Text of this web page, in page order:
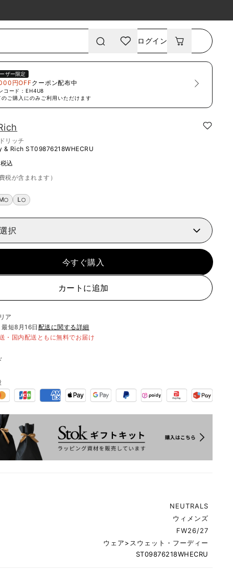
ログイン
ザー限定
円OFFクーポン配布中
コード： EH4U8
のご購入にのみご利用いただけます
リッチ
& Rich ST09876218WHECRU
税込
税が含まれます）
L
択
今すぐ購入
カートに追加
ア
最短8月16日 配送に関する詳細
・国内配送ともに無料でお届け
NEUTRALS
ウィメンズ
FW26/27
ウェア> スウェット・フーディー
ST09876218WHECRU